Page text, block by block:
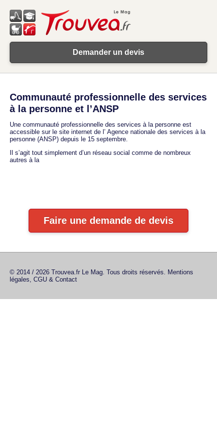
Demander un devis
Communauté professionnelle des services
à la personne et l’ANSP
Une communauté professionnelle des services à la personne est
accessible sur le site internet de l’ Agence nationale des services à la
personne (ANSP) depuis le 15 septembre.
Il s’agit tout simplement d’un réseau social comme de nombreux
autres à la
Faire une demande de devis
© 2014 / 2026 Trouvea.fr Le Mag. Tous droits réservés. Mentions
légales, CGU & Contact